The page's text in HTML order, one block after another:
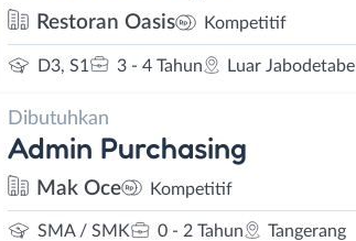
Restoran Oasis Kompetitif
D3, S1 3 - 4 Tahun Luar
Dibutuhkan
Admin Purchasing
Mak Oce Kompetitif
SMA / SMK 0 - 2 Tahun Tangerang